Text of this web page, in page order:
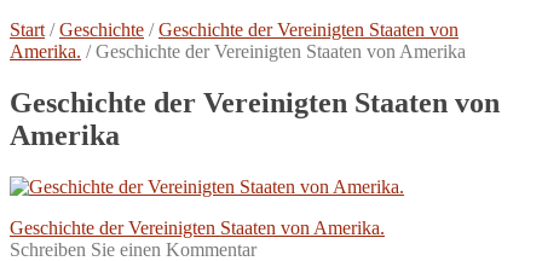
Start /Geschichte /Geschichte der Vereinigten Staaten von
Amerika. /Geschichte der Vereinigten Staaten von Amerika
Geschichte der Vereinigten Staaten von
Amerika
Beitragsnavigation
Vorheriger
Beitrag:
Geschichte der Vereinigten Staaten von Amerika.
Schreiben Sie einen Kommentar